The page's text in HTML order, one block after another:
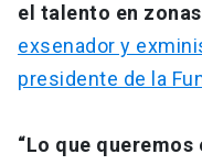
el talento en
exsenador y
presidente de la
“Lo que